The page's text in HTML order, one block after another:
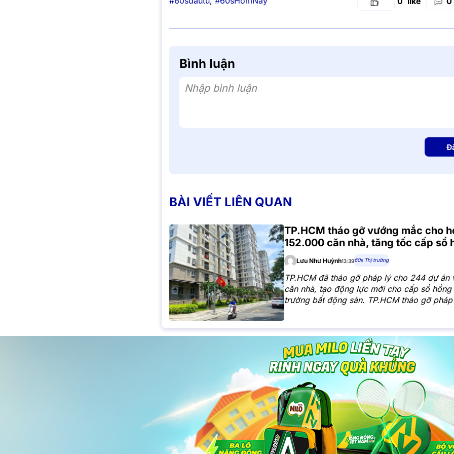
Bình luận
Nhập bình luận
BÀI VIẾT LIÊN QUAN
TP.HCM tháo gỡ vướng mắc cho
152.000 căn nhà, tăng tốc cấp sổ
Lưu Như Huỳnh13:3960s Thị trường
TP.HCM đã tháo gỡ pháp lý cho 244 dự án
căn nhà, tạo động lực mới cho cấp sổ hồng
trường bất động sản. TP.HCM tháo gỡ